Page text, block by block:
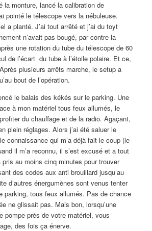
la monture, lancé la calibration de
pointé le télescope vers la nébuleuse.
a planté. J’ai tout arrêté et j’ai du toyt
n’avait pas bougé, par contre la
une rotation du tube du télescope de 60
de l’écart du tube à l’étoile polaire. Et ce,
plusieurs arrêts marche, le setup a
bout de l’opération.
le balais des kékés sur le parking. Une
à mon matériel tous feux allumés, le
du chauffage et de la radio. Agaçant,
plein réglages. Alors j’ai été saluer le
connaissance qui m’a déjà fait le coup (le
il m’a reconnu, il s’est excusé et a tout
au moins cinq minutes pour trouver
des codes aux anti brouillard jusqu’au
d’autres énergumènes sont venus tenter
parking, tous feux allumés. Pas de chance
ne glissait pas. Mais bon, lorsqu’une
pompe près de votre matériel, vous
des fois ça énerve.